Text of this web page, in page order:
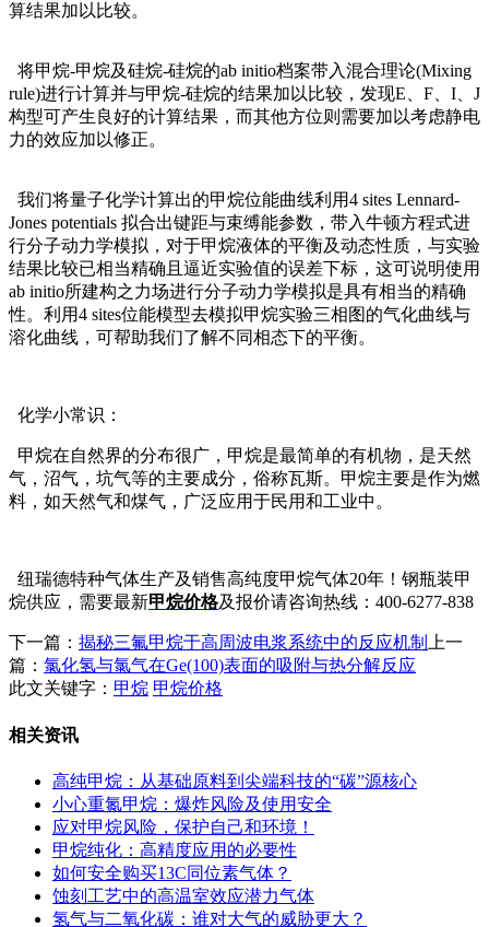
算结果加以比较。
将甲烷-甲烷及硅烷-硅烷的ab initio档案带入混合理论(Mixing
rule)进行计算并与甲烷-硅烷的结果加以比较，发现E、F、I、J
构型可产生良好的计算结果，而其他方位则需要加以考虑静电
力的效应加以修正。
我们将量子化学计算出的甲烷位能曲线利用4 sites Lennard-
Jones potentials 拟合出键距与束缚能参数，带入牛顿方程式进
行分子动力学模拟，对于甲烷液体的平衡及动态性质，与实验
结果比较已相当精确且逼近实验值的误差下标，这可说明使用
ab initio所建构之力场进行分子动力学模拟是具有相当的精确
性。利用4 sites位能模型去模拟甲烷实验三相图的气化曲线与
溶化曲线，可帮助我们了解不同相态下的平衡。
化学小常识：
甲烷在自然界的分布很广，甲烷是最简单的有机物，是天然
气，沼气，坑气等的主要成分，俗称瓦斯。甲烷主要是作为燃
料，如天然气和煤气，广泛应用于民用和工业中。
纽瑞德特种气体生产及销售高纯度甲烷气体20年！钢瓶装甲
烷供应，需要最新甲烷价格及报价请咨询热线：400-6277-838
下一篇： 揭秘三氟甲烷于高周波电浆系统中的反应机制
上一
篇： 氯化氢与氯气在Ge(100)表面的吸附与热分解反应
此文关键字： 甲烷 甲烷价格
相关资讯
高纯甲烷：从基础原料到尖端科技的“碳”源核心
小心重氮甲烷：爆炸风险及使用安全
应对甲烷风险，保护自己和环境！
甲烷纯化：高精度应用的必要性
如何安全购买13C同位素气体？
蚀刻工艺中的高温室效应潜力气体
氢气与二氧化碳：谁对大气的威胁更大？